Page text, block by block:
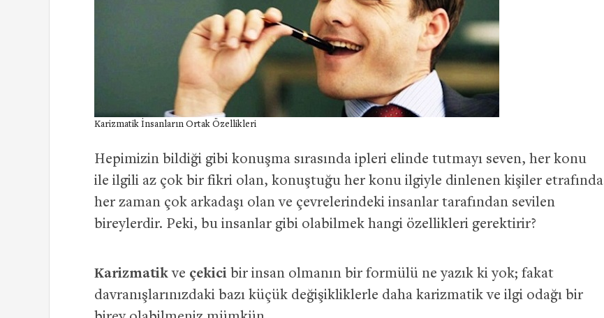
Karizmatik İnsanların Ortak Özellikleri
Hepimizin bildiği gibi konuşma sırasında ipleri elinde tutmayı seven, her konu
ile ilgili az çok bir fikri olan, konuştuğu her konu ilgiyle dinlenen kişiler etrafında
her zaman çok arkadaşı olan ve çevrelerindeki insanlar tarafından sevilen
bireylerdir. Peki, bu insanlar gibi olabilmek hangi özellikleri gerektirir?
Karizmatikve çekici bir insan olmanın bir formülü ne yazık ki yok; fakat
davranışlarınızdaki bazı küçük değişikliklerle daha karizmatik ve ilgi odağı bir